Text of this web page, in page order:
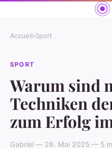
Accueil›Sport
SPORT
Warum sind
Techniken
zum Erfolg
Gabriel — 26. Mai 2025 — 5